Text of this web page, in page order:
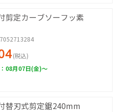
剪定カーブソーフッ素
(税込)
08月07日(金)～
替刃式剪定鋸240mm